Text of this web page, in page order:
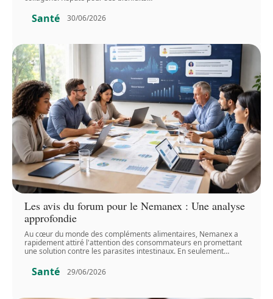
Santé 30/06/2026
Les avis du forum pour le Nemanex : Une analyse
approfondie
Au cœur du monde des compléments alimentaires, Nemanex a
rapidement attiré l'attention des consommateurs en promettant
une solution contre les parasites intestinaux. En seulement…
Santé 29/06/2026